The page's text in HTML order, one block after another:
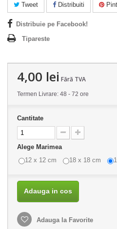
Tweet Distribuiti
Distribuie pe Facebook!
Tipareste
4,00 lei Fără TVA
Termen Livrare: 48 - 72 ore
Cantitate
Alege Marimea
12 x 12 cm
18 x 18 cm
Adauga in cos
Adauga la Favorite